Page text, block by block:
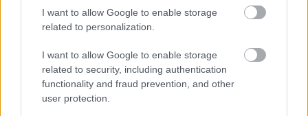
I want to allow Google to enable storage
related to personalization.
I want to allow Google to enable storage
related to security, including authentication
functionality and fraud prevention, and other
user protection.
FEHÉRBORTERMELŐK, FIGYELEM! MÁR LEHET
NEVEZNI A NAGY VERSENYRE!
Több újdonsággal is 2024-ben készülnek idén a legnagyobb